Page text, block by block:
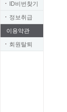
ID비번찾기
정보취급
이용약관
회원탈퇴